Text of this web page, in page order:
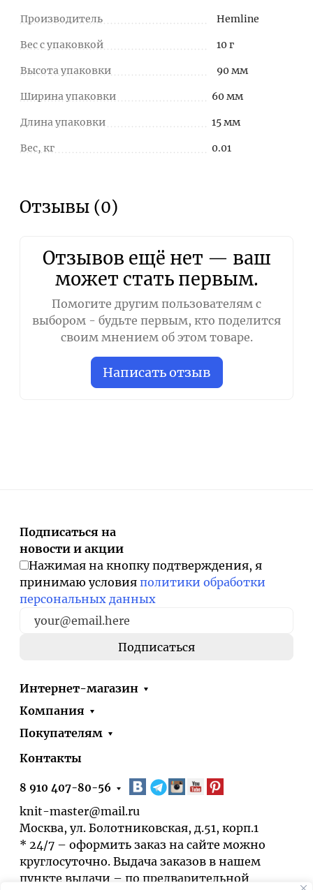
Производитель Hemline
Вес с упаковкой 10 г
Высота упаковки 90 мм
Ширина упаковки 60 мм
Длина упаковки 15 мм
Вес, кг 0.01
Отзывы (0)
Отзывов ещё нет — ваш
может стать первым.
Помогите другим пользователям с
выбором - будьте первым, кто поделится
своим мнением об этом товаре.
Написать отзыв
Подписаться на
новости и акции
Нажимая на кнопку подтверждения, я
принимаю условия политики обработки
персональных данных
Интернет-магазин
Компания
Покупателям
Контакты
8 910 407-80-56
knit-master@mail.ru
Москва, ул. Болотниковская, д.51, корп.1
* 24/7 – оформить заказ на сайте можно
круглосуточно. Выдача заказов в нашем
пункте выдачи – по предварительной